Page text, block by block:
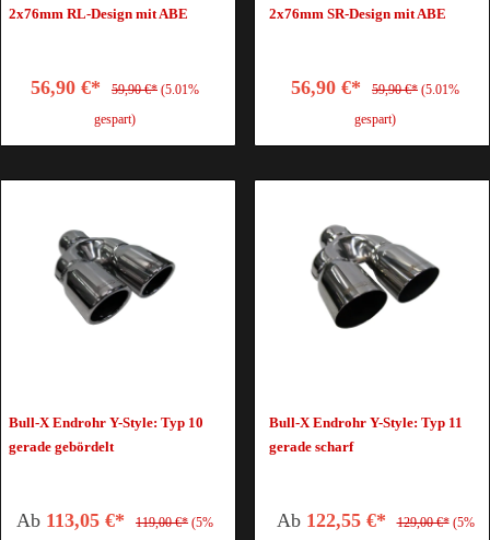
2x76mm RL-Design mit ABE
56,90 €* 59,90 €* (5.01%
gespart)
2x76mm SR-Design mit ABE
56,90 €* 59,90 €* (5.01%
gespart)
Bull-X Endrohr Y-Style: Typ 10
gerade gebördelt
Ab 113,05 €* 119,00 €* (5%
Bull-X Endrohr Y-Style: Typ 11
gerade scharf
Ab 122,55 €* 129,00 €* (5%